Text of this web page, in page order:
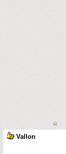
Vallon